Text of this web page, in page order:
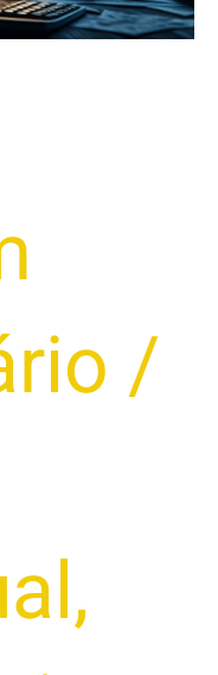
/
,